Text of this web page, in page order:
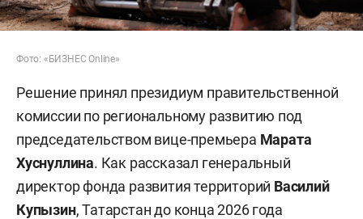
Фото: «БИЗНЕС Online»
Решение принял президиум правительственной
комиссии по региональному развитию под
председательством вице-премьера Марата
Хуснуллина. Как рассказал генеральный
директор фонда развития территорий Василий
Купызин, Татарстан до конца 2026 года